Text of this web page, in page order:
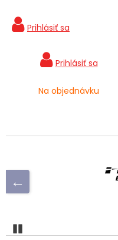
Na objednávku